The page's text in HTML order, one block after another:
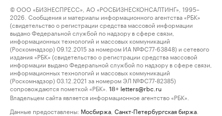
© ООО «БИЗНЕСПРЕСС», АО «РОСБИЗНЕСКОНСАЛТИНГ», 1995–
2026. Сообщения и материалы информационного агентства «РБК»
(свидетельство о регистрации средства массовой информации
выдано Федеральной службой по надзору в сфере связи,
информационных технологий и массовых коммуникаций
(Роскомнадзор) 09.12.2015 за номером ИА №ФС77-63848) и сетевого
издания «РБК» (свидетельство о регистрации средства массовой
информации выдано Федеральной службой по надзору в сфере связи,
информационных технологий и массовых коммуникаций
(Роскомнадзор) 03.12.2021 за номером ЭЛ №ФС77-82385)
сопровождаются пометкой «РБК».
18+ letters@rbc.ru
Владельцем сайта является информационное агентство «РБК».
Данные предоставлены: Мосбиржа Санкт-Петербургская биржа